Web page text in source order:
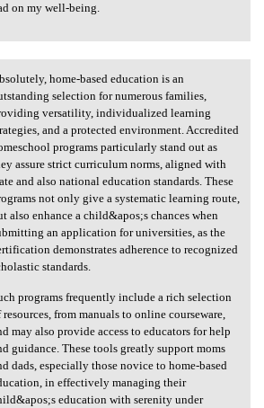
on my well-being.
home-based
home-based education is an
selection for numerous families,
versatility, individualized learning
and a protected environment. Accredited
programs particularly stand out as
assure strict curriculum norms, aligned with
and also national education standards. These
not only give a systematic learning route,
also enhance a child&apos;s chances when
an application for universities, as the
demonstrates adherence to recognized
standards.
programs frequently include a rich selection
resources, from manuals to online courseware,
may also provide access to educators for help
guidance. These tools greatly support moms
dads, especially those novice to home-based
in effectively managing their
education with serenity under